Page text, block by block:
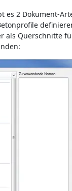
es 2 Dokument-
als Querschnitte